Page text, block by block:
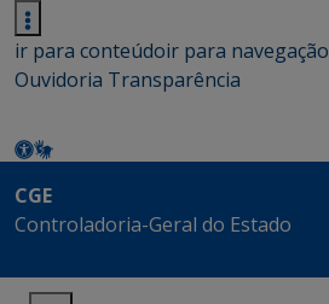
ir para conteúdoir para navegação
Ouvidoria Transparência
CGE
Controladoria-Geral do Estado